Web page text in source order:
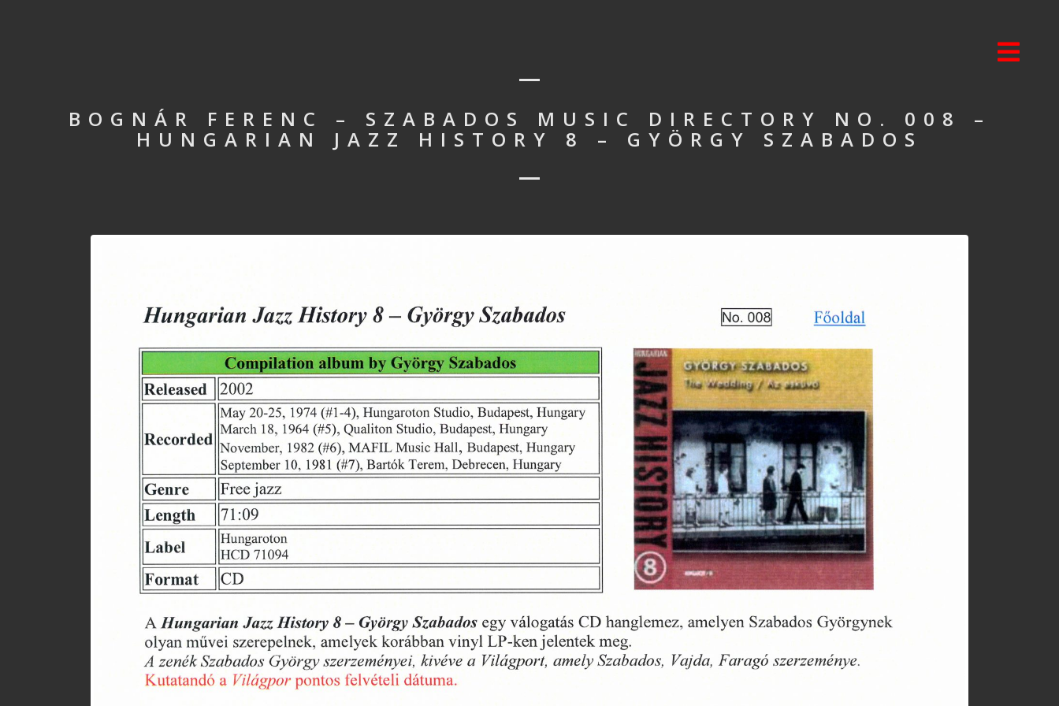
BOGNÁR FERENC – SZABADOS MUSIC DIRECTORY NO. 008 –
HUNGARIAN JAZZ HISTORY 8 – GYÖRGY SZABADOS